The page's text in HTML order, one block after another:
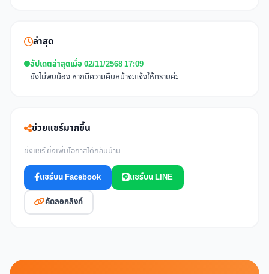
ล่าสุด
อัปเดตล่าสุดเมื่อ 02/11/2568 17:09
ยังไม่พบน้อง หากมีความคืบหน้าจะแจ้งให้ทราบค่ะ
ช่วยแชร์มากขึ้น
ยิ่งแชร์ ยิ่งเพิ่มโอกาสได้กลับบ้าน
แชร์บน Facebook แชร์บน LINE
คัดลอกลิงก์